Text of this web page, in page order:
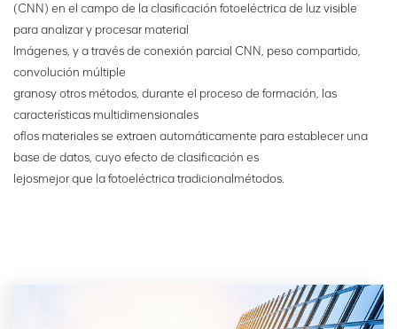
separación de partículas de
(CNN) en el campo de la clasificación fotoeléctrica de luz visible
para analizar y procesar material
Imágenes, y a través de conexión parcial CNN, peso compartido,
convolución múltiple
granosy otros métodos, durante el proceso de formación, las
características multidimensionales
oflos materiales se extraen automáticamente para establecer una
base de datos, cuyo efecto de clasificación es
lejosmejor que la fotoeléctrica tradicionalmétodos.